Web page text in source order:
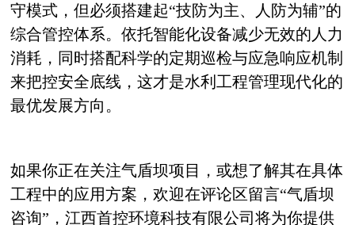
守模式，但必须搭建起“技防为主、人防为辅”的
综合管控体系。依托智能化设备减少无效的人力
消耗，同时搭配科学的定期巡检与应急响应机制
来把控安全底线，这才是水利工程管理现代化的
最优发展方向。
如果你正在关注气盾坝项目，或想了解其在具体
工程中的应用方案，欢迎在评论区留言“气盾坝
咨询”，江西首控环境科技有限公司将为你提供